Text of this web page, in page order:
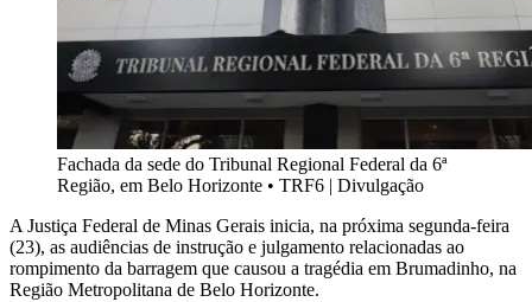
Fachada da sede do Tribunal Regional Federal da 6ª
Região, em Belo Horizonte • TRF6 | Divulgação
A Justiça Federal de Minas Gerais inicia, na próxima segunda-feira
(23), as audiências de instrução e julgamento relacionadas ao
rompimento da barragem que causou a tragédia em Brumadinho, na
Região Metropolitana de Belo Horizonte.